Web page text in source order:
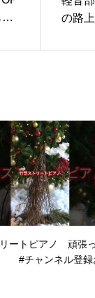
の路
ートピアノ 頑張
#チャンネル登録